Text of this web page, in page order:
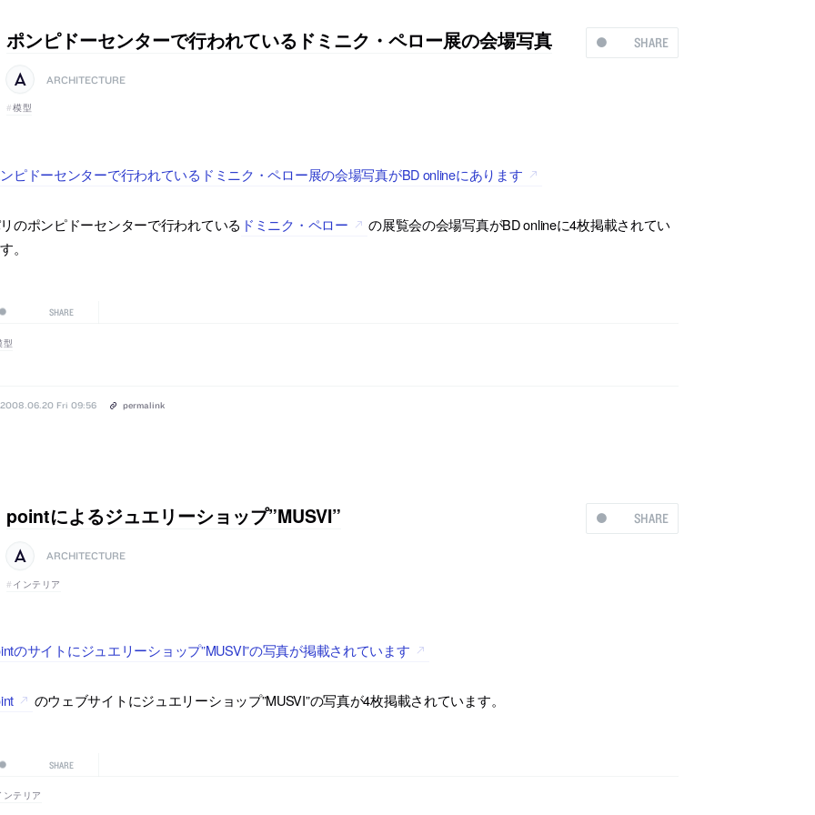
SHARE
ポンピドーセンターで行われているドミニク・ペロー展の会場写真
ARCHITECTURE
模型
ピドーセンターで行われているドミニク・ペロー展の会場写真がBD onlineにあります
のポンピドーセンターで行われている ドミニク・ペロー
の展覧会の会場写真がBD onlineに4枚掲載されてい
。
SHARE
型
2008.06.20 Fri 09:56 permalink
SHARE
pointによるジュエリーショップ”MUSVI”
ARCHITECTURE
インテリア
のサイトにジュエリーショップ”MUSVI”の写真が掲載されています
のウェブサイトにジュエリーショップ”MUSVI”の写真が4枚掲載されています。
SHARE
ンテリア